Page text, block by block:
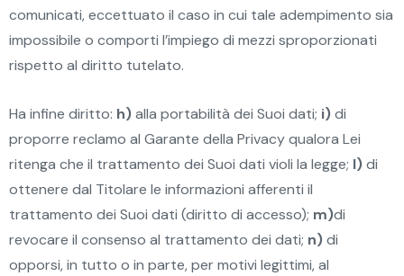
comunicati, eccettuato il caso in cui tale adempimento sia
impossibile o comporti l’impiego di mezzi sproporzionati
rispetto al diritto tutelato.
Ha infine diritto: h)alla portabilità dei Suoi dati; i)di
proporre reclamo al Garante della Privacy qualora Lei
ritenga che il trattamento dei Suoi dati violi la legge; l)di
ottenere dal Titolare le informazioni afferenti il
trattamento dei Suoi dati (diritto di accesso); m)di
revocare il consenso al trattamento dei dati; n)di
opporsi, in tutto o in parte, per motivi legittimi, al